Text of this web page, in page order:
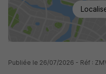
Publiée le 26/07/2026 - Réf :